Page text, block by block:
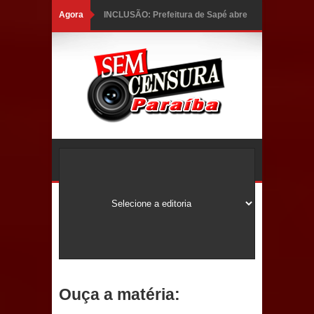
Agora INCLUSÃO: Prefeitura de Sapé abre
Social; veja documentação
necessária!
Ouça a matéria: